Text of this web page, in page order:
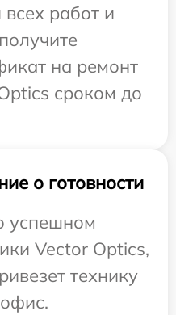
работ и
на ремонт
сроком до
о готовности
успешном
Vector Optics,
технику